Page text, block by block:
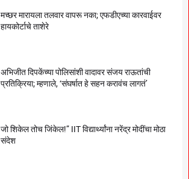
मच्छर मारायला तलवार वापरू नका; एफडीएच्या कारवाईवर
हायकोर्टाचे ताशेरे
अभिजीत दिपकेंच्या पोलिसांशी वादावर संजय राऊतांची
प्रतिक्रिया; म्हणाले, ‘संघर्षात हे सहन करावंच लागतं’
जो शिकेल तोच जिंकेल!” IIT विद्यार्थ्यांना नरेंद्र मोदींचा मोठा
संदेश